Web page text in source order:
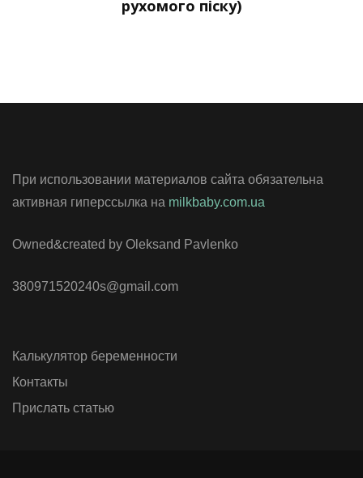
рухомого піску)
При использовании материалов сайта обязательна
активная гиперссылка на milkbaby.com.ua
Owned&created by Oleksand Pavlenko
380971520240s@gmail.com
Калькулятор беременности
Контакты
Прислать статью